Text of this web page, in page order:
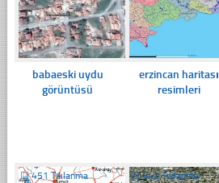
babaeski uydu
görüntüsü
erzincan haritası
resimleri
☐451 Tıklanma ☐442 Tıklanma